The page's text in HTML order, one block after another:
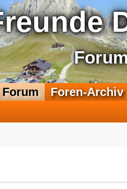
F
e
a
Forum Foren-Archiv